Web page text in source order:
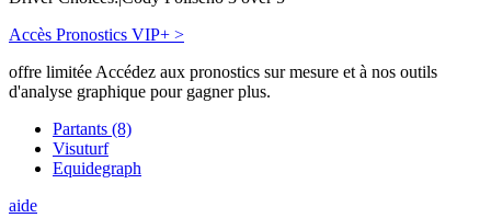
Accès Pronostics VIP+ >
offre limitée Accédez aux pronostics sur mesure et à nos outils
d'analyse graphique pour gagner plus.
Partants (8)
Visuturf
Equidegraph
aide